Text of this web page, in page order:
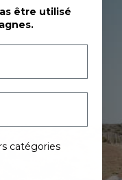
être utilisé
catégories